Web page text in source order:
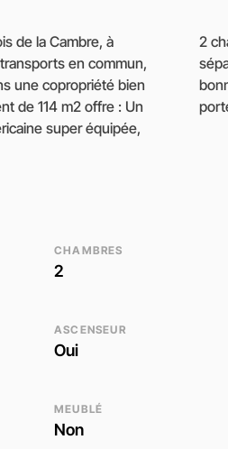
de la Cambre, à
en commun,
une copropriété bien
114 m2 offre : Un
super équipée,
douche, 2 toilettes
Cave et chambre de
dans cour arrière (
CHAMBRES
2
ASCENSEUR
Oui
MEUBLÉ
Non